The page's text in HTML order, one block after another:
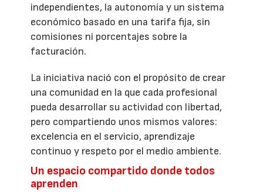
independientes, la autonomía y un sistema
económico basado en una tarifa fija, sin
comisiones ni porcentajes sobre la
facturación.
La iniciativa nació con el propósito de crear
una comunidad en la que cada profesional
pueda desarrollar su actividad con libertad,
pero compartiendo unos mismos valores:
excelencia en el servicio, aprendizaje
continuo y respeto por el medio ambiente.
Un espacio compartido donde todos
aprenden